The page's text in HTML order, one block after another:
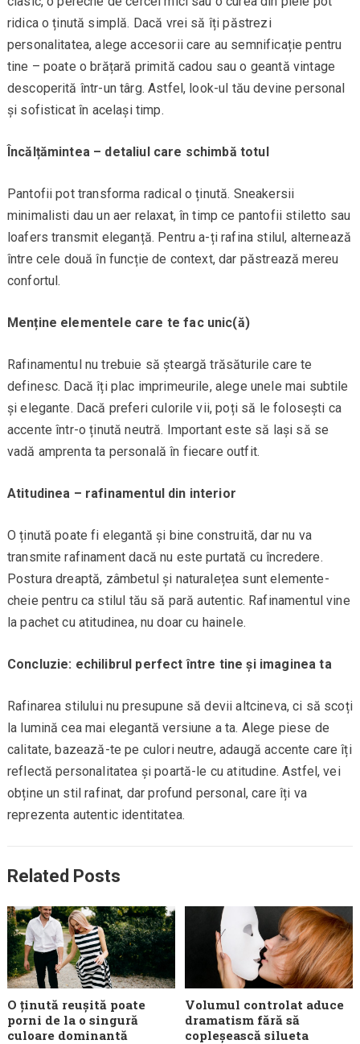
ridica o ținută simplă. Dacă vrei să îți păstrezi
personalitatea, alege accesorii care au semnificație pentru
tine – poate o brățară primită cadou sau o geantă vintage
descoperită într-un târg. Astfel, look-ul tău devine personal
și sofisticat în același timp.
Încălțămintea – detaliul care schimbă totul
Pantofii pot transforma radical o ținută. Sneakersii
minimalisti dau un aer relaxat, în timp ce pantofii stiletto sau
loafers transmit eleganță. Pentru a-ți rafina stilul, alternează
între cele două în funcție de context, dar păstrează mereu
confortul.
Menține elementele care te fac unic(ă)
Rafinamentul nu trebuie să șteargă trăsăturile care te
definesc. Dacă îți plac imprimeurile, alege unele mai subtile
și elegante. Dacă preferi culorile vii, poți să le folosești ca
accente într-o ținută neutră. Important este să lași să se
vadă amprenta ta personală în fiecare outfit.
Atitudinea – rafinamentul din interior
O ținută poate fi elegantă și bine construită, dar nu va
transmite rafinament dacă nu este purtată cu încredere.
Postura dreaptă, zâmbetul și naturalețea sunt elemente-
cheie pentru ca stilul tău să pară autentic. Rafinamentul vine
la pachet cu atitudinea, nu doar cu hainele.
Concluzie: echilibrul perfect între tine și imaginea ta
Rafinarea stilului nu presupune să devii altcineva, ci să scoți
la lumină cea mai elegantă versiune a ta. Alege piese de
calitate, bazează-te pe culori neutre, adaugă accente care îți
reflectă personalitatea și poartă-le cu atitudine. Astfel, vei
obține un stil rafinat, dar profund personal, care îți va
reprezenta autentic identitatea.
Related Posts
O ținută reușită poate
porni de la o singură
culoare dominantă
Volumul controlat aduce
dramatism fără să
copleșească silueta